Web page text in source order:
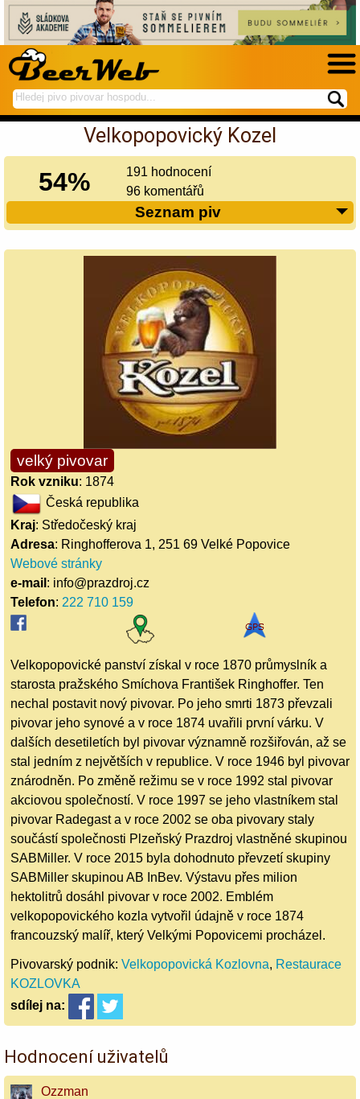
hledej
na
spustí
hledání
Velkopopovický Kozel
54%
191 hodnocení
96 komentářů
Seznam piv
velký pivovar
Rok vzniku: 1874
Česká republika
Kraj: Středočeský kraj
Adresa: Ringhofferova 1, 251 69 Velké Popovice
Webové stránky
e-mail : info@prazdroj.cz
Telefon: 222 710 159
Velkopopovické panství získal v roce 1870 průmyslník a
starosta pražského Smíchova František Ringhoffer. Ten
nechal postavit nový pivovar. Po jeho smrti 1873 převzali
pivovar jeho synové a v roce 1874 uvařili první várku. V
dalších desetiletích byl pivovar významně rozšiřován, až se
stal jedním z největších v republice. V roce 1946 byl pivovar
znárodněn. Po změně režimu se v roce 1992 stal pivovar
akciovou společností. V roce 1997 se jeho vlastníkem stal
pivovar Radegast a v roce 2002 se oba pivovary staly
součástí společnosti Plzeňský Prazdroj vlastněné skupinou
SABMiller. V roce 2015 byla dohodnuto převzetí skupiny
SABMiller skupinou AB InBev. Výstavu přes milion
hektolitrů dosáhl pivovar v roce 2002. Emblém
velkopopovického kozla vytvořil údajně v roce 1874
francouzský malíř, který Velkými Popovicemi procházel.
Pivovarský podnik: Velkopopovická Kozlovna, Restaurace
KOZLOVKA
sdílej na:
Hodnocení uživatelů
Ozzman